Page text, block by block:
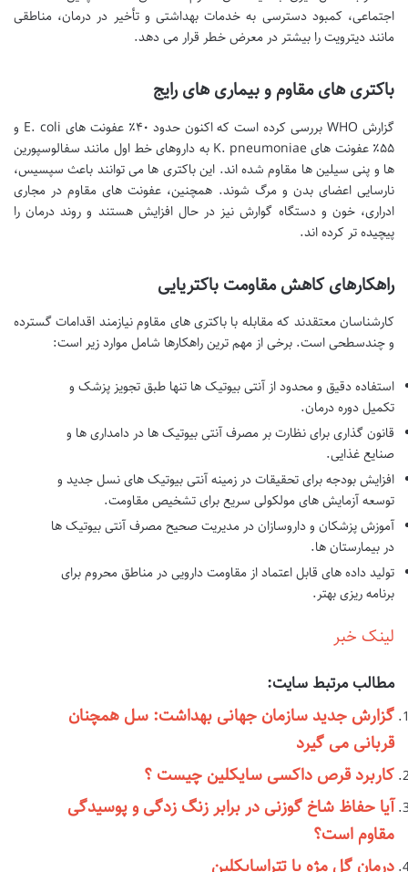
اجتماعی، کمبود دسترسی به خدمات بهداشتی و تأخیر در درمان، مناطقی
مانند دیترویت را بیشتر در معرض خطر قرار می دهد.
باکتری های مقاوم و بیماری های رایج
گزارش WHO بررسی کرده است که اکنون حدود ۴۰٪ عفونت های E. coli و
۵۵٪ عفونت های K. pneumoniae به داروهای خط اول مانند سفالوسپورین
ها و پنی سیلین ها مقاوم شده اند. این باکتری ها می توانند باعث سپسیس،
نارسایی اعضای بدن و مرگ شوند. همچنین، عفونت های مقاوم در مجاری
ادراری، خون و دستگاه گوارش نیز در حال افزایش هستند و روند درمان را
پیچیده تر کرده اند.
راهکارهای کاهش مقاومت باکتریایی
کارشناسان معتقدند که مقابله با باکتری های مقاوم نیازمند اقدامات گسترده
و چندسطحی است. برخی از مهم ترین راهکارها شامل موارد زیر است:
استفاده دقیق و محدود از آنتی بیوتیک ها تنها طبق تجویز پزشک و
تکمیل دوره درمان.
قانون گذاری برای نظارت بر مصرف آنتی بیوتیک ها در دامداری ها و
صنایع غذایی.
افزایش بودجه برای تحقیقات در زمینه آنتی بیوتیک های نسل جدید و
توسعه آزمایش های مولکولی سریع برای تشخیص مقاومت.
آموزش پزشکان و داروسازان در مدیریت صحیح مصرف آنتی بیوتیک ها
در بیمارستان ها.
تولید داده های قابل اعتماد از مقاومت دارویی در مناطق محروم برای
برنامه ریزی بهتر.
لینک خبر
مطالب مرتبط سایت:
گزارش جدید سازمان جهانی بهداشت: سل همچنان
قربانی می گیرد
کاربرد قرص داکسی سایکلین چیست ؟
آیا حفاظ شاخ گوزنی در برابر زنگ زدگی و پوسیدگی
مقاوم است؟
درمان گل مژه با تتراسایکلین